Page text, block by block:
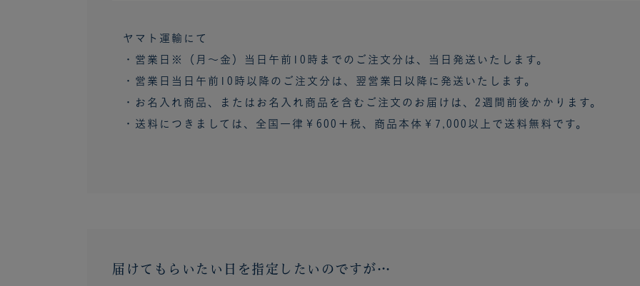
ヤマト運輸にて
・営業日※（月～金）当日午前10時までのご注文分は、当日発送いたします。
・ 営業日当日午前10時以降 のご注文分は、翌営業日以降に発送いたします。
・お名入れ商品、またはお名入れ商品を含むご注文のお届けは、2週間前後かかります。
・送料につきましては、全国一律 ￥600＋税 、商品本体 ￥7,000以上で送料無料 です。
届けてもらいたい日を指定したいのですが…